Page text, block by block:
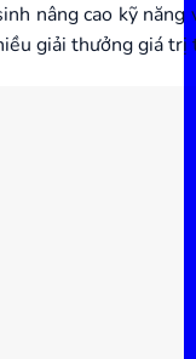
nâng cao kỹ
giải thưởng giá